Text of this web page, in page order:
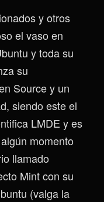
y otros
el vaso en
y toda su
su
Source y un
siendo este el
LMDE y es
momento
llamado
Mint con su
(valga la